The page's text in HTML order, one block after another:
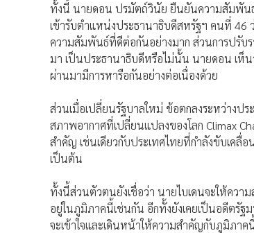
ทั้งนี้ นายดอน ปรมัตถ์วินัย ยืนยันความสัมพัน
เข้ารับตำแหน่งประธานาธิบดีสหรัฐฯ คนที่ 46
ความสัมพันธ์ที่ดีต่อกันอย่างมาก ส่วนการปรับ
มา เป็นประธานาธิบดีหรือไม่นั้น นายดอน เห็
ผ่านมามีการหารือกันอย่างต่อเนื่องด้วย
ส่วนเมื่อเปลี่ยนรัฐบาลใหม่ ข้อตกลงระหว่างป
สภาพอากาศที่เปลี่ยนแปลงของโลก Climax
สำคัญ เช่นเดียวกับประเทศไทยที่กำลังขับเคลื่อ
เป็นต้น
ทั้งนี้ส่วนตัวตนยังเชื่อว่า นายไบเดนจะให้คว
อยู่ในภูมิภาคนี้เช่นกัน อีกทั้งยังเคยเป็นอดีตรัฐม
จะเข้าใจและเดินหน้าให้ความสำคัญกับภูมิภาค